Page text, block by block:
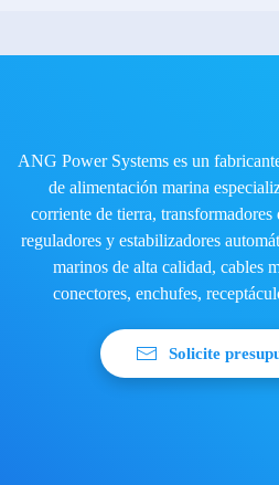
ANG Power Systems es un
de alimentación marina
corriente de tierra,
reguladores y estabilizadores
marinos de alta calidad, cables
conectores, enchufes,
Solicite